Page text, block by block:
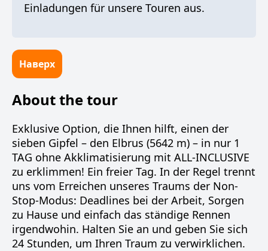
Einladungen für unsere Touren aus.
Наверх
About the tour
Exklusive Option, die Ihnen hilft, einen der
sieben Gipfel – den Elbrus (5642 m) – in nur 1
TAG ohne Akklimatisierung mit ALL-INCLUSIVE
zu erklimmen! Ein freier Tag. In der Regel trennt
uns vom Erreichen unseres Traums der Non-
Stop-Modus: Deadlines bei der Arbeit, Sorgen
zu Hause und einfach das ständige Rennen
irgendwohin. Halten Sie an und geben Sie sich
24 Stunden, um Ihren Traum zu verwirklichen.